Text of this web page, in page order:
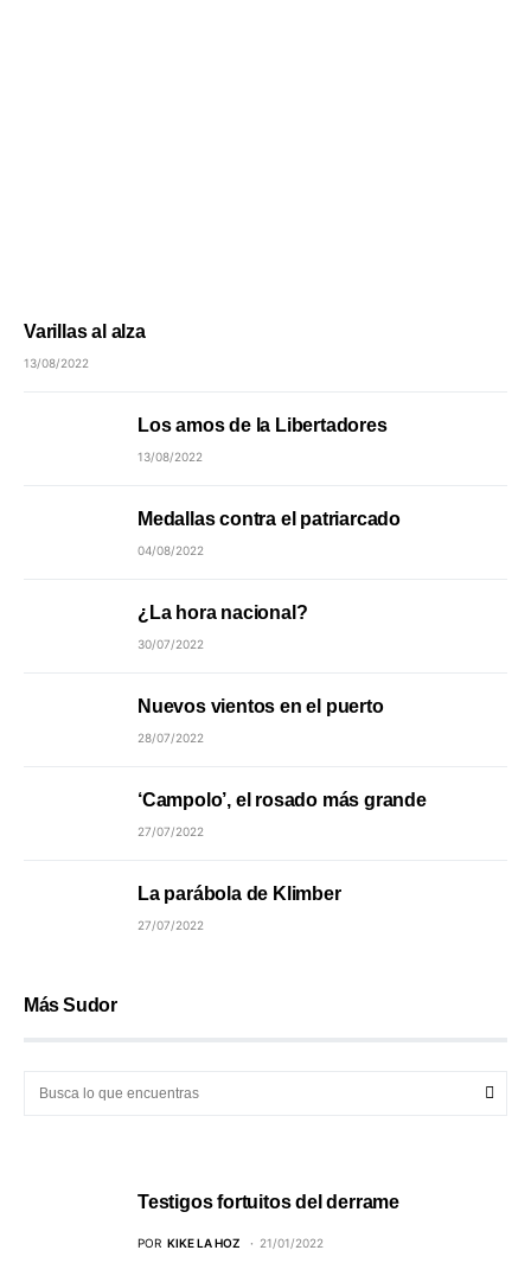
Varillas al alza
13/08/2022
Los amos de la Libertadores
13/08/2022
Medallas contra el patriarcado
04/08/2022
¿La hora nacional?
30/07/2022
Nuevos vientos en el puerto
28/07/2022
‘Campolo’, el rosado más grande
27/07/2022
La parábola de Klimber
27/07/2022
Más Sudor
Testigos fortuitos del derrame
POR KIKE LA HOZ 21/01/2022